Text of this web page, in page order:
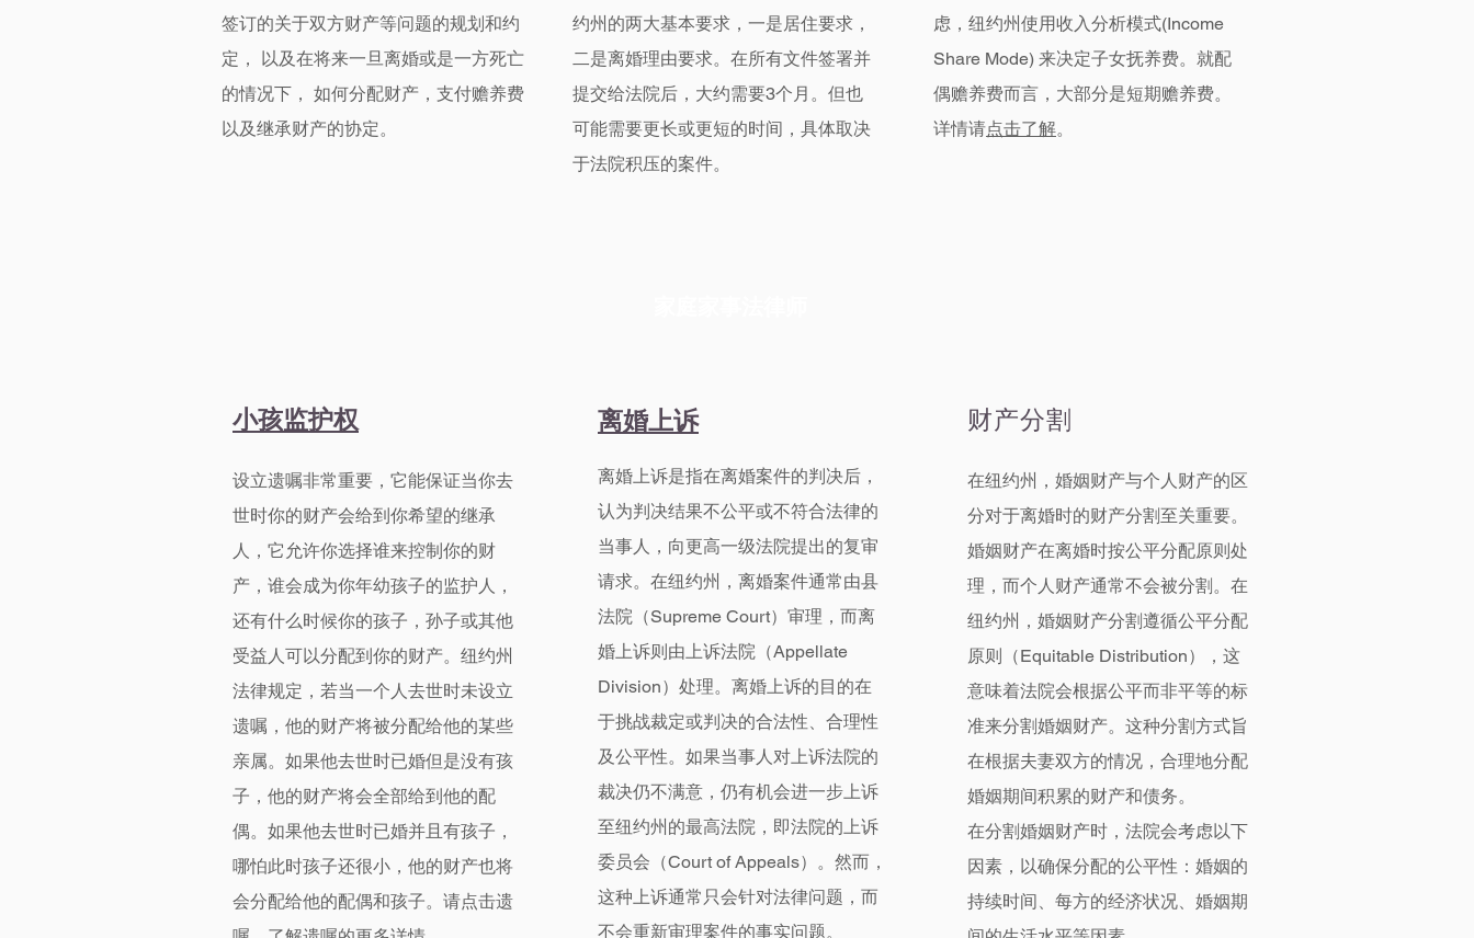
签订的关于双方财产等问题的规划和约
定， 以及在将来一旦离婚或是一方死亡
的情况下， 如何分配财产，支付赡养费
以及继承财产的协定。
约州的两大基本要求，一是居住要求，
二是离婚理由要求。在所有文件签署并
提交给法院后，大约需要3个月。但也
可能需要更长或更短的时间，具体取决
于法院积压的案件。
虑，纽约州使用收入分析模式(Income
Share Mode) 来决定子女抚养费。就配
偶赡养费而言，大部分是短期赡养费。
详情请点击了解。
小孩监护权
设立遗嘱非常重要，它能保证当你去
世时你的财产会给到你希望的继承
人，它允许你选择谁来控制你的财
产，谁会成为你年幼孩子的监护人，
还有什么时候你的孩子，孙子或其他
受益人可以分配到你的财产。纽约州
法律规定，若当一个人去世时未设立
遗嘱，他的财产将被分配给他的某些
亲属。如果他去世时已婚但是没有孩
子，他的财产将会全部给到他的配
偶。如果他去世时已婚并且有孩子，
哪怕此时孩子还很小，他的财产也将
会分配给他的配偶和孩子。请点击遗
离婚上诉
离婚上诉是指在离婚案件的判决后，
认为判决结果不公平或不符合法律的
当事人，向更高一级法院提出的复审
请求。在纽约州，离婚案件通常由县
法院（Supreme Court）审理，而离
婚上诉则由上诉法院（Appellate
Division）处理。离婚上诉的目的在
于挑战裁定或判决的合法性、合理性
及公平性。​如果当事人对上诉法院的
裁决仍不满意，仍有机会进一步上诉
至纽约州的最高法院，即法院的上诉
委员会（Court of Appeals）。然而，
这种上诉通常只会针对法律问题，而
不会重新审理案件的事实问题。
财产分割
在纽约州，婚姻财产与个人财产的区
分对于离婚时的财产分割至关重要。
婚姻财产在离婚时按公平分配原则处
理，而个人财产通常不会被分割。在
纽约州，婚姻财产分割遵循公平分配
原则（Equitable Distribution），这
意味着法院会根据公平而非平等的标
准来分割婚姻财产。这种分割方式旨
在根据夫妻双方的情况，合理地分配
婚姻期间积累的财产和债务。
在分割婚姻财产时，法院会考虑以下
因素，以确保分配的公平性：婚姻的
持续时间、每方的经济状况、婚姻期